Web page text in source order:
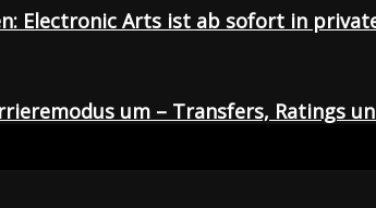
Electronic Arts ist ab sofort in
um – Transfers, Ratings